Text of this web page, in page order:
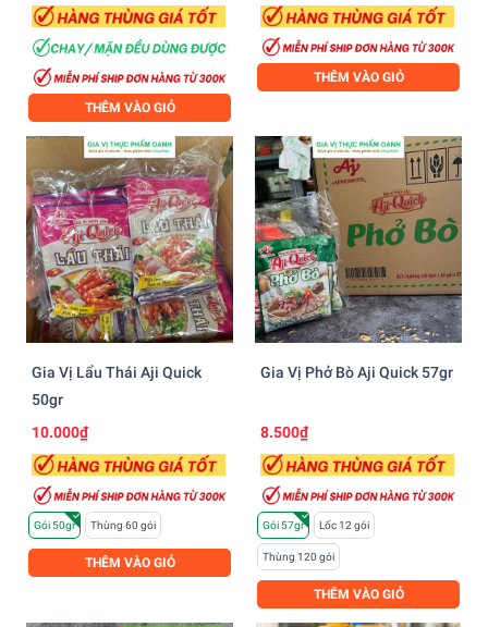
THÊM VÀO GIỎ
THÊM VÀO GIỎ
Gia Vị Lẩu Thái Aji Quick
50gr
10.000₫
Gói 50gr Thùng 60 gói
THÊM VÀO GIỎ
Gia Vị Phở Bò Aji Quick 57gr
8.500₫
Gói 57gr Lốc 12 gói
Thùng 120 gói
THÊM VÀO GIỎ